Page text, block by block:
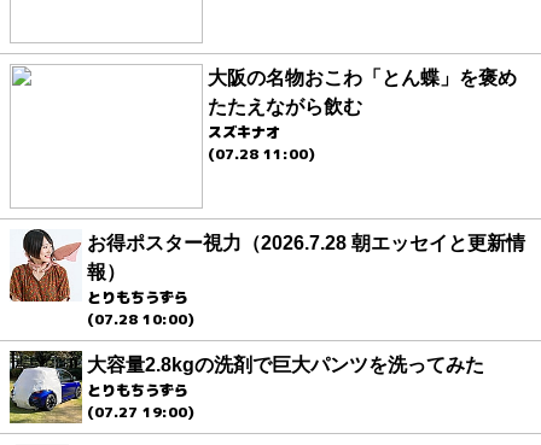
大阪の名物おこわ「とん蝶」を褒め
たたえながら飲む
スズキナオ
(07.28 11:00)
お得ポスター視力（2026.7.28 朝エッセイと更新情
報）
とりもちうずら
(07.28 10:00)
大容量2.8kgの洗剤で巨大パンツを洗ってみた
とりもちうずら
(07.27 19:00)